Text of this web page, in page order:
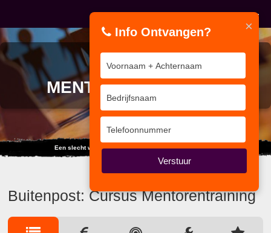
CURSUS
MENTORENTRAINING
Een slecht werkman geeft zijn gereedschap de schuld.
Buitenpost: Cursus Mentorentraining
×
Info Ontvangen?
Verstuur